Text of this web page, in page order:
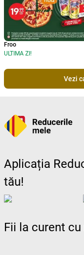
Froo
ULTIMA ZI!
Vezi
Aplicația
tău!
Fii la curent cu